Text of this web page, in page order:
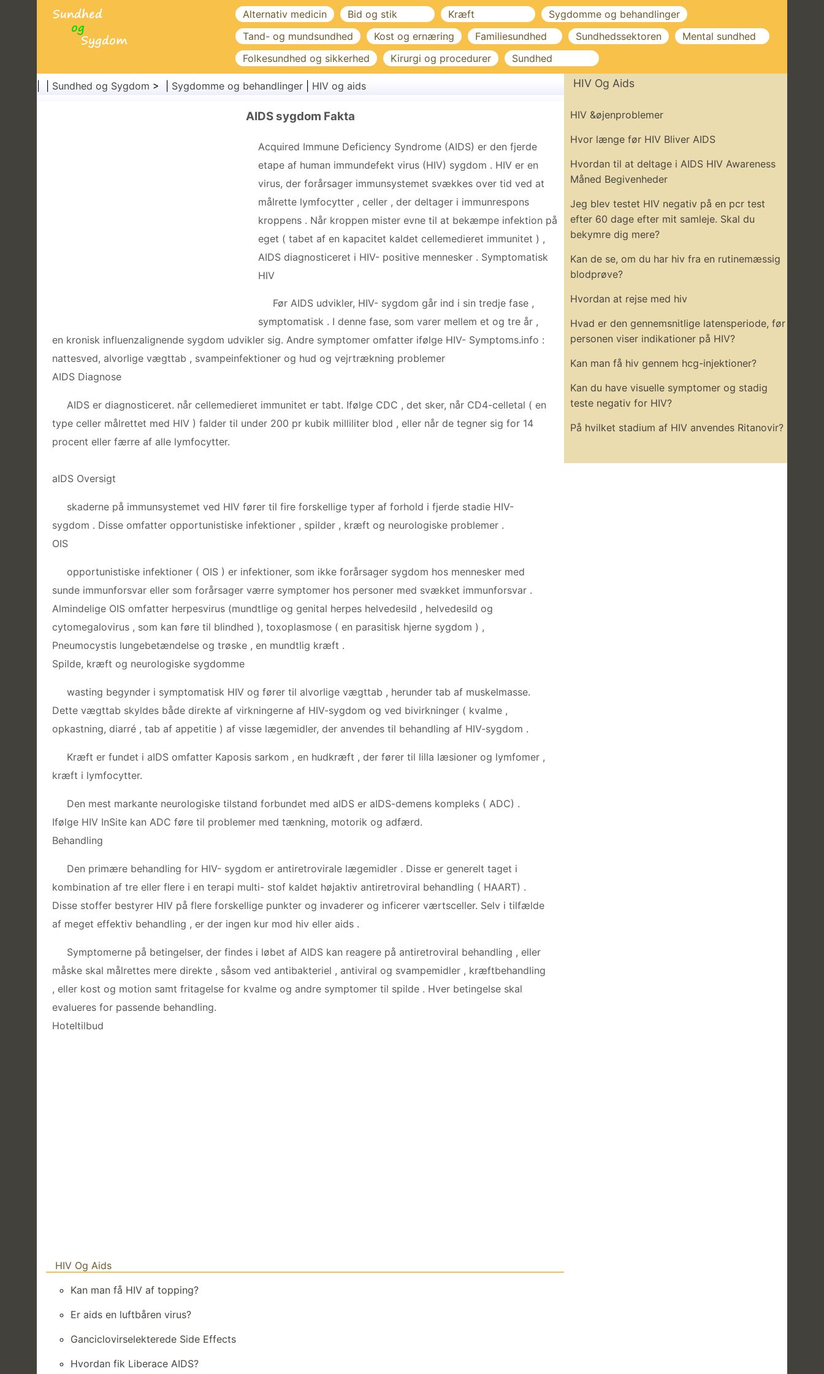
Alternativ medicin Bid og stik Kræft
Sygdomme og behandlinger
Tand- og mundsundhed
Kost og ernæring Familiesundhed Sundhedssektoren
Mental sundhed
Folkesundhed og sikkerhed
Kirurgi og procedurer Sundhed
Sundhed og Sygdom > | Sygdomme og behandlinger HIV og aids
AIDS sygdom Fakta
Acquired Immune Deficiency Syndrome (AIDS) er den fjerde
etape af human immundefekt virus (HIV) sygdom . HIV er en
virus, der forårsager immunsystemet svækkes over tid ved at
målrette lymfocytter , celler , der deltager i immunrespons
kroppens . Når kroppen mister evne til at bekæmpe infektion på
eget ( tabet af en kapacitet kaldet cellemedieret immunitet ) ,
AIDS diagnosticeret i HIV- positive mennesker . Symptomatisk
HIV
Før AIDS udvikler, HIV- sygdom går ind i sin tredje fase ,
symptomatisk . I denne fase, som varer mellem et og tre år ,
en kronisk influenzalignende sygdom udvikler sig. Andre symptomer omfatter ifølge HIV- Symptoms.info :
nattesved, alvorlige vægttab , svampeinfektioner og hud og vejrtrækning problemer
AIDS Diagnose
AIDS er diagnosticeret. når cellemedieret immunitet er tabt. Ifølge CDC , det sker, når CD4-celletal ( en
type celler målrettet med HIV ) falder til under 200 pr kubik milliliter blod , eller når de tegner sig for 14
procent eller færre af alle lymfocytter.
aIDS Oversigt
skaderne på immunsystemet ved HIV fører til fire forskellige typer af forhold i fjerde stadie HIV-
sygdom . Disse omfatter opportunistiske infektioner , spilder , kræft og neurologiske problemer .
OIS
opportunistiske infektioner ( OIS ) er infektioner, som ikke forårsager sygdom hos mennesker med
sunde immunforsvar eller som forårsager værre symptomer hos personer med svækket immunforsvar .
Almindelige OIS omfatter herpesvirus (mundtlige og genital herpes helvedesild , helvedesild og
cytomegalovirus , som kan føre til blindhed ), toxoplasmose ( en parasitisk hjerne sygdom ) ,
Pneumocystis lungebetændelse og trøske , en mundtlig kræft .
Spilde, kræft og neurologiske sygdomme
wasting begynder i symptomatisk HIV og fører til alvorlige vægttab , herunder tab af muskelmasse.
Dette vægttab skyldes både direkte af virkningerne af HIV-sygdom og ved bivirkninger ( kvalme ,
opkastning, diarré , tab af appetitie ) af visse lægemidler, der anvendes til behandling af HIV-sygdom .
Kræft er fundet i aIDS omfatter Kaposis sarkom , en hudkræft , der fører til lilla læsioner og lymfomer ,
kræft i lymfocytter.
Den mest markante neurologiske tilstand forbundet med aIDS er aIDS-demens kompleks ( ADC) .
Ifølge HIV InSite kan ADC føre til problemer med tænkning, motorik og adfærd.
Behandling
Den primære behandling for HIV- sygdom er antiretrovirale lægemidler . Disse er generelt taget i
kombination af tre eller flere i en terapi multi- stof kaldet højaktiv antiretroviral behandling ( HAART) .
Disse stoffer bestyrer HIV på flere forskellige punkter og invaderer og inficerer værtsceller. Selv i tilfælde
af meget effektiv behandling , er der ingen kur mod hiv eller aids .
Symptomerne på betingelser, der findes i løbet af AIDS kan reagere på antiretroviral behandling , eller
måske skal målrettes mere direkte , såsom ved antibakteriel , antiviral og svampemidler , kræftbehandling
, eller kost og motion samt fritagelse for kvalme og andre symptomer til spilde . Hver betingelse skal
evalueres for passende behandling.
Hoteltilbud
HIV Og Aids
Kan man få HIV af topping?
Er aids en luftbåren virus?
Ganciclovirselekterede Side Effects
Hvordan fik Liberace AIDS?
HIV Og Aids
HIV &øjenproblemer
Hvor længe før HIV Bliver AIDS
Hvordan til at deltage i AIDS HIV Awareness
Måned Begivenheder
Jeg blev testet HIV negativ på en pcr test
efter 60 dage efter mit samleje. Skal du
bekymre dig mere?
Kan de se, om du har hiv fra en rutinemæssig
blodprøve?
Hvordan at rejse med hiv
Hvad er den gennemsnitlige latensperiode, før
personen viser indikationer på HIV?
Kan man få hiv gennem hcg-injektioner?
Kan du have visuelle symptomer og stadig
teste negativ for HIV?
På hvilket stadium af HIV anvendes Ritanovir?